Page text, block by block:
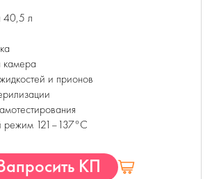
40,5 л
камера
и прионов
режим 121–137°С
КП